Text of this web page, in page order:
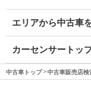
エリアから中古車
カーセンサートッ
中古車トップ 中古車販売店検